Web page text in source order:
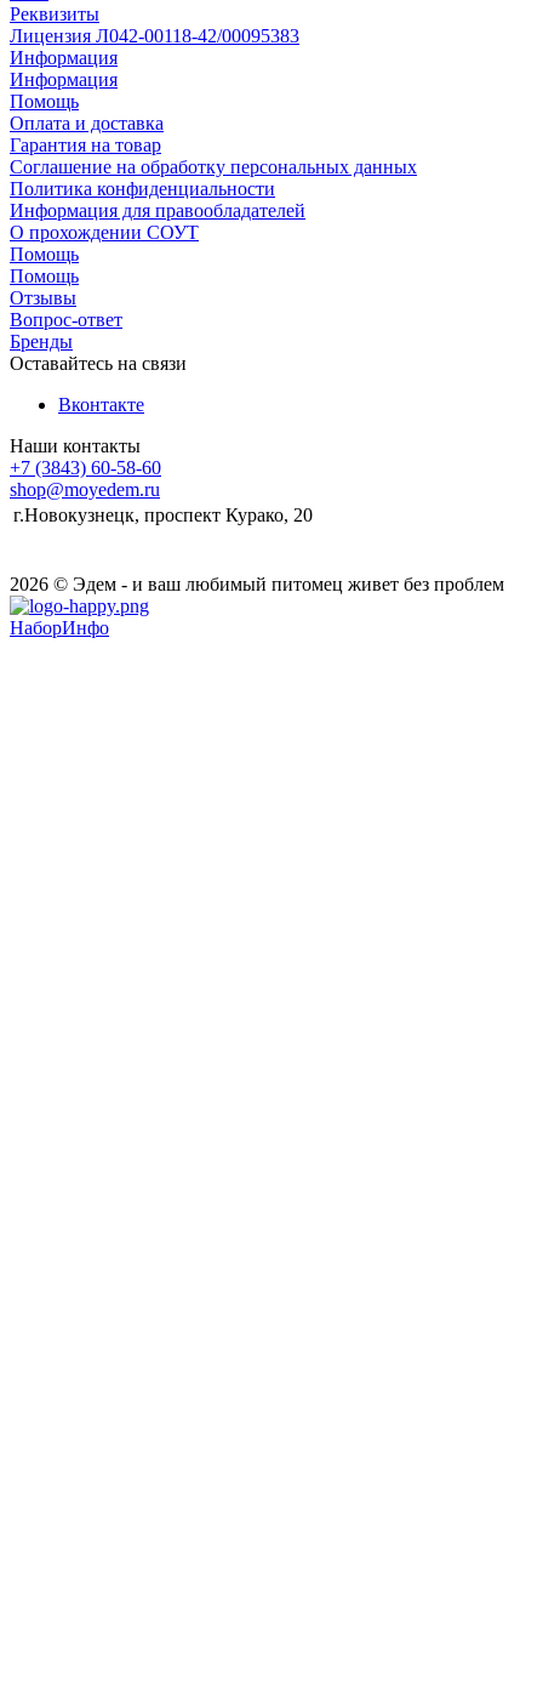
Реквизиты
Лицензия Л042-00118-42/00095383
Информация
Информация
Помощь
Оплата и доставка
Гарантия на товар
Соглашение на обработку персональных данных
Политика конфиденциальности
Информация для правообладателей
О прохождении СОУТ
Помощь
Помощь
Отзывы
Вопрос-ответ
Бренды
Оставайтесь на связи
Вконтакте
Наши контакты
+7 (3843) 60-58-60
shop@moyedem.ru
г.Новокузнецк, проспект Курако, 20
2026 © Эдем - и ваш любимый питомец живет без проблем
НаборИнфо